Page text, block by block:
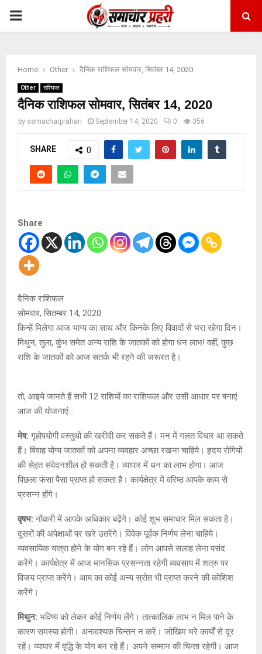
PRIMARY
Home Other दैनिक राशिफल सोमवार, सितंबर 14, 2020
Other राशिफल
दैनिक राशिफल सोमवार, सितंबर 14, 2020
by samacharprahari September 14, 2020 0 356
SHARE 0
Share
दैनिक राशिफल
सोमवार, सितम्बर 14, 2020
किन्हें मिलेगा आज भाग्य का साथ और किनके लिए विवादों से भरा रहेगा दिन।
मिथुन, तुला, कुंभ समेत अन्य राशि के जातकों को होगा धन लाभ! वहीं, कुछ
राशि के जातकों को आज सतर्क भी रहने की जरूरत है।
तो, आइये जानते हैं सभी 12 राशियों का राशिफल और उसी आधार पर बनाएं
आज की योजनाएं…
मेष: गृहोपयोगी वस्तुओं की खरीदी कर सकते हैं। मन में गलत विचार आ सकते
हैं। विवाह योग्य जातकों को अपना व्यवहार अच्छा रखना चाहिये। हृदय रोगियों
की सेहत संवेदनशील हो सकती है। व्यापार में धन का लाभ होगा। आज
पिछला फंसा पैसा प्राप्त हो सकता है। कार्यक्षेत्र में वरिष्ठ आपके काम से
प्रसन्न होंगे।
वृषभ: नौकरी में आपके अधिकार बढ़ेंगे। कोई शुभ समाचार मिल सकता है।
दूसरों की अपेक्षाओं पर खरे उतरेंगे। विवेक पूर्वक निर्णय लेना चाहिये।
व्यवसायिक यात्रा होने के योग बन रहे हैं। लोग आपसे सलाह लेना पसंद
करेंगे। कार्यक्षेत्र में आज मानसिक प्रसन्नता रहेगी व्यवसाय में शत्रु पर
विजय प्राप्त करेंगे। आय का कोई अन्य स्रोत भी प्राप्त करने की कोशिश
करेंगे।
मिथुन: भविष्य को लेकर कोई निर्णय लेंगे। तात्कालिक लाभ न मिल पाने के
कारण समस्या होगी। अनावश्यक चिन्तन न करें। जोखिम भरे कार्यों से दूर
रहें। व्यापार में वृद्धि के योग बन रहे हैं। अपने सम्मान की चिन्ता रहेगी। आज